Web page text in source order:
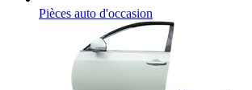
Pièces auto d'occasion